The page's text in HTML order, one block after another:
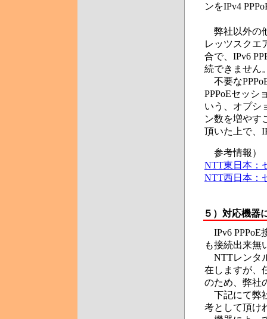
ンをIPv4
弊社以外の
レッツスクエ
合で、IPv6
続できません
不要な
PPPoEセッシ
いう、オプシ
ン数を増やす
頂いた上で、
参考情報）
NTT東日本：
NTT西日本：
５）対応機器
IPv6 PPPoE
も接続出来無
NTTレンタ
在しますが、
のため、弊社
下記にて弊
考として頂け